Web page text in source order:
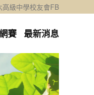
高級中學校友會FB
賽 最新消息